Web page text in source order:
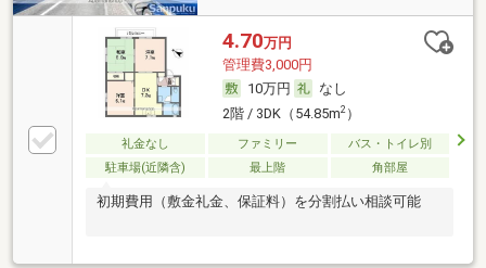
4.70万円
管理費3,000円
10万円
なし
2階 / 3DK（54.85m2）
礼金なし ファミリー
バス・トイレ別
駐車場(近隣含)
最上階 角部屋
初期費用（敷金礼金、保証料）を分割払い相談可能